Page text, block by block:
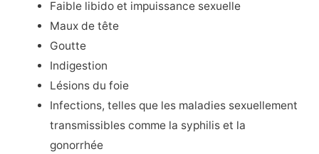
Faible libido et impuissance sexuelle
Maux de tête
Goutte
Indigestion
Lésions du foie
Infections, telles que les maladies sexuellement
transmissibles comme la syphilis et la
gonorrhée